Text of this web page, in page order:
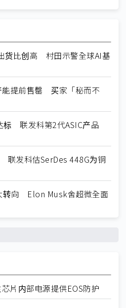
货比创高 村田示警全球AI基
能提前售罄 买家「秘而不
标 联发科第2代ASIC产品
联发科估SerDes 448G为铜
转向 Elon Musk舍超微全面
片内部电源提供EOS防护